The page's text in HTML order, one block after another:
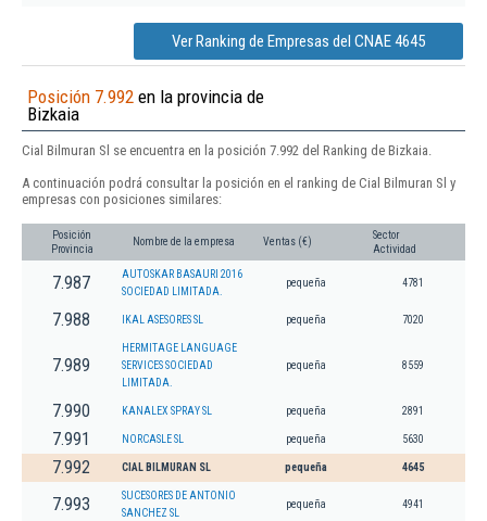
Ver Ranking de Empresas del CNAE 4645
Posición 7.992 en la provincia de
Bizkaia
Cial Bilmuran Sl se encuentra en la posición 7.992 del Ranking de Bizkaia.
A continuación podrá consultar la posición en el ranking de Cial Bilmuran Sl y
empresas con posiciones similares:
Posición
Provincia
Nombre de la empresa Ventas (€)
Sector
Actividad
7.987
AUTOSKAR BASAURI 2016
SOCIEDAD LIMITADA.
pequeña 4781
7.988 IKAL ASESORES SL pequeña 7020
7.989
HERMITAGE LANGUAGE
SERVICES SOCIEDAD
LIMITADA.
pequeña 8559
7.990 KANALEX SPRAY SL pequeña 2891
7.991 NORCASLE SL pequeña 5630
7.992 CIAL BILMURAN SL pequeña 4645
7.993
SUCESORES DE ANTONIO
SANCHEZ SL
pequeña 4941